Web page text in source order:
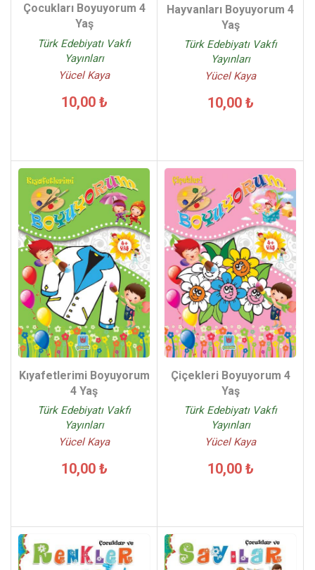
Çocukları Boyuyorum 4
Yaş
Türk Edebiyatı Vakfı
Yayınları
Yücel Kaya
10,00 ₺
Hayvanları Boyuyorum 4
Yaş
Türk Edebiyatı Vakfı
Yayınları
Yücel Kaya
10,00 ₺
Kıyafetlerimi Boyuyorum
4 Yaş
Türk Edebiyatı Vakfı
Yayınları
Yücel Kaya
10,00 ₺
Çiçekleri Boyuyorum 4
Yaş
Türk Edebiyatı Vakfı
Yayınları
Yücel Kaya
10,00 ₺